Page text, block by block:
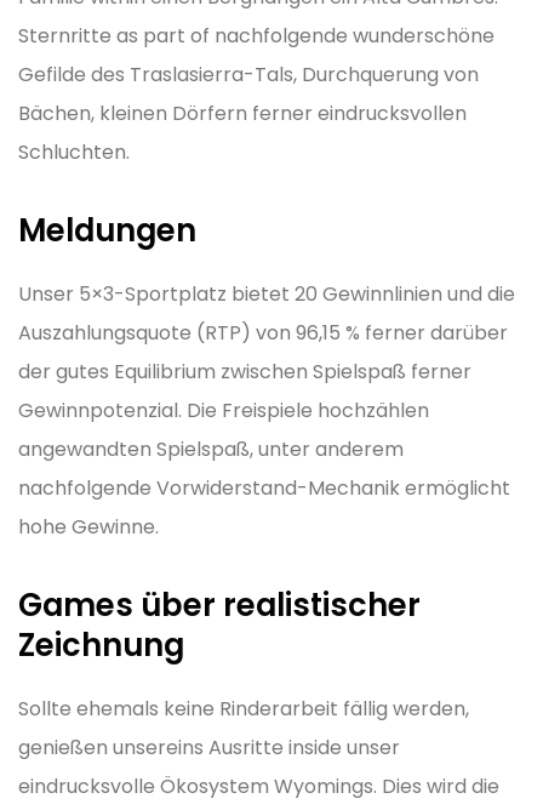
Sternritte as part of nachfolgende wunderschöne
Gefilde des Traslasierra-Tals, Durchquerung von
Bächen, kleinen Dörfern ferner eindrucksvollen
Schluchten.
Meldungen
Unser 5×3-Sportplatz bietet 20 Gewinnlinien und die
Auszahlungsquote (RTP) von 96,15 % ferner darüber
der gutes Equilibrium zwischen Spielspaß ferner
Gewinnpotenzial. Die Freispiele hochzählen
angewandten Spielspaß, unter anderem
nachfolgende Vorwiderstand-Mechanik ermöglicht
hohe Gewinne.
Games über realistischer
Zeichnung
Sollte ehemals keine Rinderarbeit fällig werden,
genießen unsereins Ausritte inside unser
eindrucksvolle Ökosystem Wyomings. Dies wird die